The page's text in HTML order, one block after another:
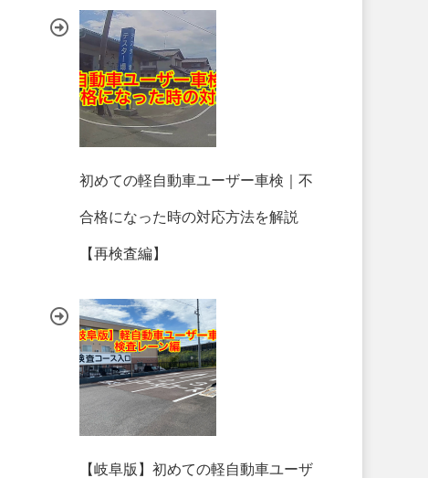
初めての軽自動車ユーザー車検｜不
合格になった時の対応方法を解説
【再検査編】
【岐阜版】初めての軽自動車ユーザ